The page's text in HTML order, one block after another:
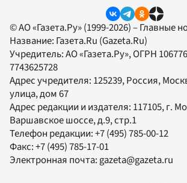
© АО «Газета.Ру» (1999-2026) – Главные
Название: Газета.Ru (Gazeta.Ru)
Учредитель:АО «Газета.Ру», ОГРН
7743625728
Адрес учредителя: 125239, Россия,
улица, дом 67
Адрес редакции и издателя: 117105, г.
Варшавское шоссе, д.9, стр.1
Телефон редакции:+7 (495) 785-00-12
Факс:+7 (495) 785-17-01
Электронная почта:gazeta@gazeta.ru